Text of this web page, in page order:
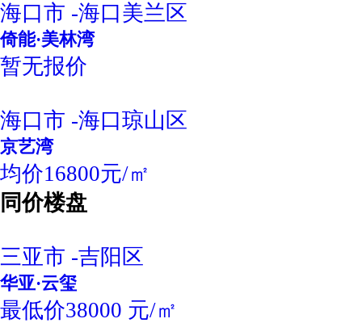
海口市 -海口美兰区
倚能·美林湾
暂无报价
海口市 -海口琼山区
京艺湾
均价16800元/㎡
同价楼盘
三亚市 -吉阳区
华亚·云玺
最低价38000 元/㎡